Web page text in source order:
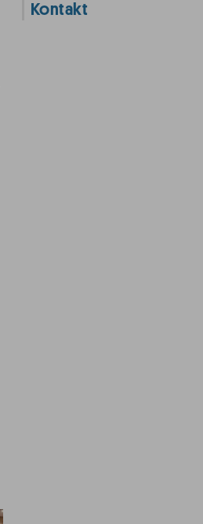
Kontakt